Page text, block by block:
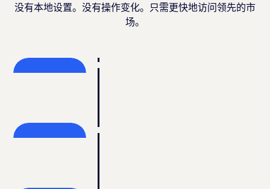
没有本地设置。没有操作变化。只需更快地访问领先的市
场。